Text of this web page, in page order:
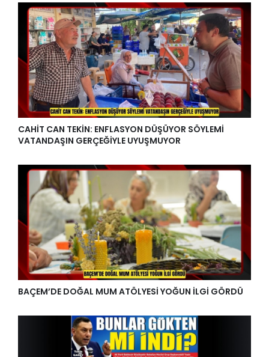
CAHİT CAN TEKİN: ENFLASYON DÜŞÜYOR SÖYLEMİ
VATANDAŞIN GERÇEĞİYLE UYUŞMUYOR
BAÇEM’DE DOĞAL MUM ATÖLYESİ YOĞUN İLGİ GÖRDÜ